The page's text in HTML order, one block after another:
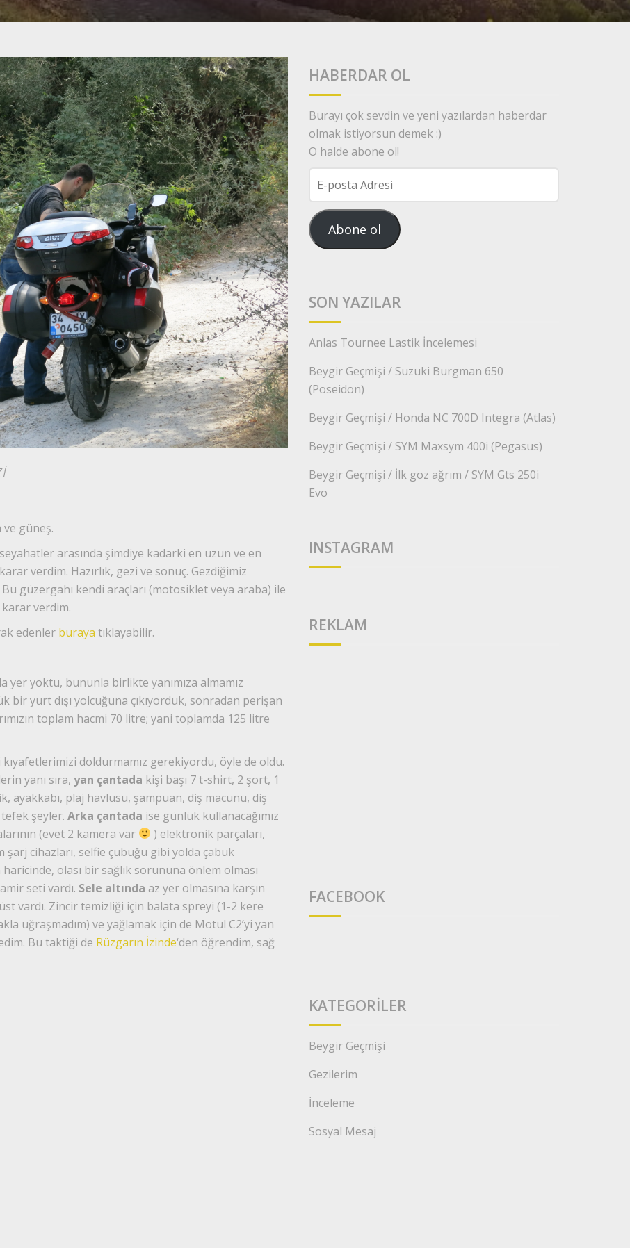
güneş.
arasında şimdiye kadarki en uzun ve en
verdim. Hazırlık, gezi ve sonuç. Gezdiğimiz
güzergahı kendi araçları (motosiklet veya araba) ile
verdim.
edenler buraya tıklayabilir.
yoktu, bununla birlikte yanımıza almamız
bir yurt dışı yolcuğuna çıkıyorduk, sonradan perişan
toplam hacmi 70 litre; yani toplamda 125 litre
doldurmamız gerekiyordu, öyle de oldu.
yanı sıra, yan çantada kişi başı 7 t-shirt, 2 şort, 1
plaj havlusu, şampuan, diş macunu, diş
şeyler. Arka çantada ise günlük kullanacağımız
(evet 2 kamera var
) elektronik parçaları,
cihazları, selfie çubuğu gibi yolda çabuk
olası bir sağlık sorununa önlem olması
seti vardı. Sele altında az yer olmasına karşın
vardı. Zincir temizliği için balata spreyi (1-2 kere
uğraşmadım) ve yağlamak için de Motul C2’yi yan
Bu taktiği de Rüzgarın İzinde‘den öğrendim, sağ
HABERDAR OL
Burayı çok sevdin ve yeni yazılardan haberdar
olmak istiyorsun demek :)
O halde abone ol!
posta
Adresi
Abone ol
SON YAZILAR
Anlas Tournee Lastik İncelemesi
Beygir Geçmişi / Suzuki Burgman 650
(Poseidon)
Beygir Geçmişi / Honda NC 700D Integra (Atlas)
Beygir Geçmişi / SYM Maxsym 400i (Pegasus)
Beygir Geçmişi / İlk goz ağrım / SYM Gts 250i
Evo
INSTAGRAM
REKLAM
FACEBOOK
KATEGORILER
Beygir Geçmişi
Gezilerim
İnceleme
Sosyal Mesaj